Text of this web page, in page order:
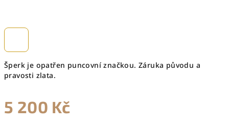
Šperk je opatřen puncovní značkou. Záruka původu a
pravosti zlata.
5 200 Kč